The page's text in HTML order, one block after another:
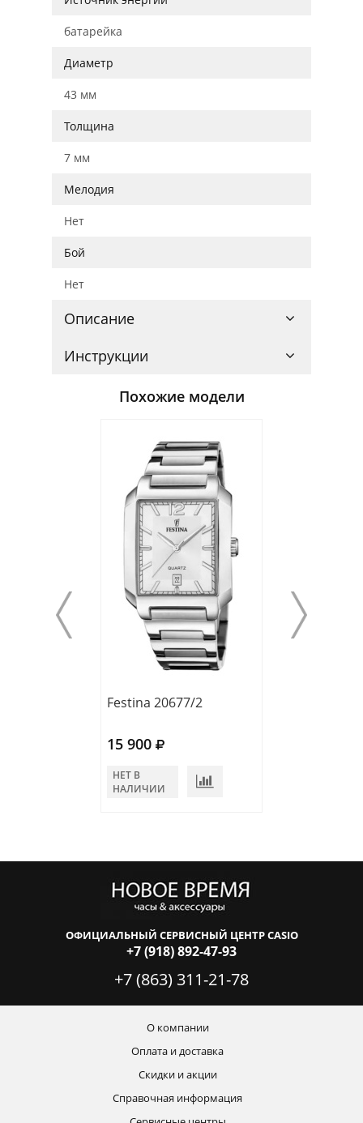
батарейка
Диаметр
43 мм
Толщина
7 мм
Мелодия
Нет
Бой
Нет
Описание
Инструкции
Похожие модели
Festina 20677/2
15 900
НЕТ В
НАЛИЧИИ
ОФИЦИАЛЬНЫЙ СЕРВИСНЫЙ ЦЕНТР CASIO
+7 (918) 892-47-93
+7 (863) 311-21-78
О компании
Оплата и доставка
Скидки и акции
Справочная информация